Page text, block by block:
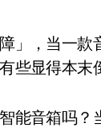
」，当一
些显得本末
能音箱吗